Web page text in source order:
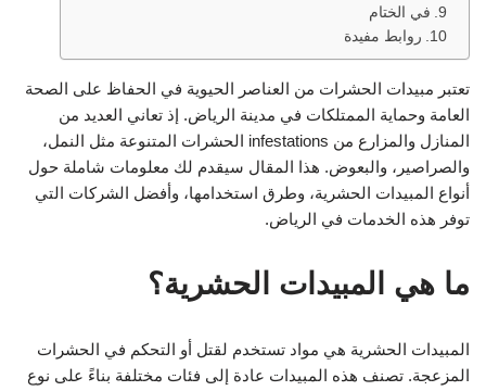
في الختام
روابط مفيدة
تعتبر مبيدات الحشرات من العناصر الحيوية في الحفاظ على الصحة
العامة وحماية الممتلكات في مدينة الرياض. إذ تعاني العديد من
المنازل والمزارع من infestations الحشرات المتنوعة مثل النمل،
والصراصير، والبعوض. هذا المقال سيقدم لك معلومات شاملة حول
أنواع المبيدات الحشرية، وطرق استخدامها، وأفضل الشركات التي
توفر هذه الخدمات في الرياض.
ما هي المبيدات الحشرية؟
المبيدات الحشرية هي مواد تستخدم لقتل أو التحكم في الحشرات
المزعجة. تصنف هذه المبيدات عادة إلى فئات مختلفة بناءً على نوع